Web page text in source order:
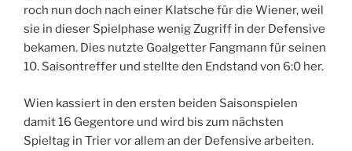
roch nun doch nach einer Klatsche für die Wiener, weil
sie in dieser Spielphase wenig Zugriff in der Defensive
bekamen. Dies nutzte Goalgetter Fangmann für seinen
10. Saisontreffer und stellte den Endstand von 6:0 her.
Wien kassiert in den ersten beiden Saisonspielen
damit 16 Gegentore und wird bis zum nächsten
Spieltag in Trier vor allem an der Defensive arbeiten.